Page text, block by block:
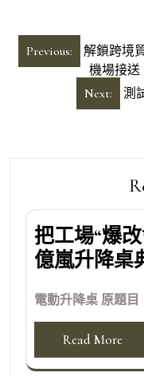
文
章
Previous:
解鎖跨境
機場接送
Next:
測
把工場“爆
億嵐升降桌
電動升降桌 原題目
Read More